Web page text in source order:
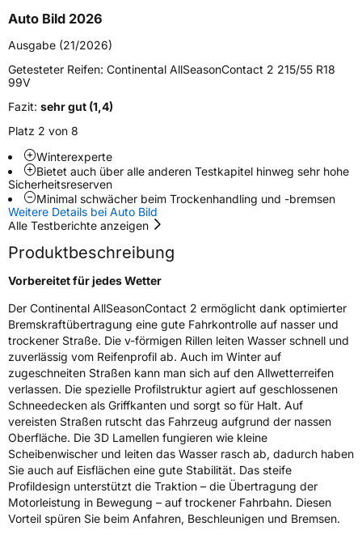
EU Label
EffizienzB
Nasshaftung
Rollgeräusch (Klasse)
Rollgeräusch (dB)72
FahrzeugklasseC1
3PMSF / Schneeflockensymbol / Alpine-Symbol
EPREL ID1226663
Allgemeine Produktsicherheit (GPSR)
HerstellerkontaktContinental Reifen Deutschland GmbH
Continental-Plaza 1 30173 Hannover
Deutschland,
customerservice_tires@conti.de
Auto Bild 2026
Ausgabe (21/2026)
Getesteter Reifen: Continental AllSeasonContact 2 215/55 R18
99V
Fazit: sehr gut (1,4)
Platz 2 von 8
Winterexperte
Bietet auch über alle anderen Testkapitel hinweg sehr hohe
Sicherheitsreserven
Minimal schwächer beim Trockenhandling und -bremsen
Weitere Details bei Auto Bild
Alle Testberichte anzeigen
Produktbeschreibung
Vorbereitet für jedes Wetter
Der Continental AllSeasonContact 2 ermöglicht dank optimierter
Bremskraftübertragung eine gute Fahrkontrolle auf nasser und
trockener Straße. Die v-förmigen Rillen leiten Wasser schnell und
zuverlässig vom Reifenprofil ab. Auch im Winter auf
zugeschneiten Straßen kann man sich auf den Allwetterreifen
verlassen. Die spezielle Profilstruktur agiert auf geschlossenen
Schneedecken als Griffkanten und sorgt so für Halt. Auf
vereisten Straßen rutscht das Fahrzeug aufgrund der nassen
Oberfläche. Die 3D Lamellen fungieren wie kleine
Scheibenwischer und leiten das Wasser rasch ab, dadurch haben
Sie auch auf Eisflächen eine gute Stabilität. Das steife
Profildesign unterstützt die Traktion – die Übertragung der
Motorleistung in Bewegung – auf trockener Fahrbahn. Diesen
Vorteil spüren Sie beim Anfahren, Beschleunigen und Bremsen.